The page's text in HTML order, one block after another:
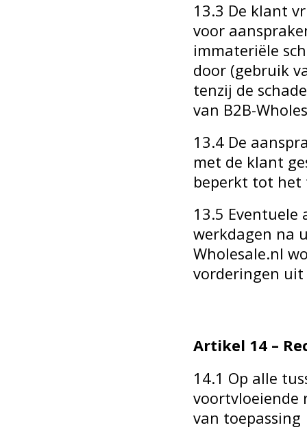
13.3 De klant
voor
immateriële
door (gebruik
tenzij de
van B2B-
13.4 De
met de klant
beperkt tot het
13.5
werkdagen na
Wholesale.nl
vorderingen
Artikel 14 –
14.1 Op alle
voortvloeiende
van toepassing